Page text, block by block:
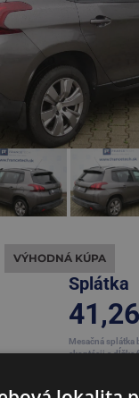
VÝHODNÁ KÚPA
Splátka
Mesačná splátka
akontácii a dĺžke